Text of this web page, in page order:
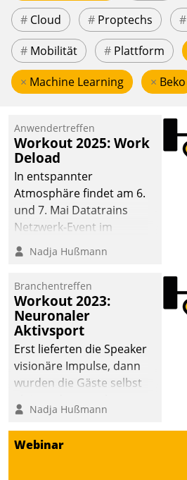
# Cloud # Proptechs #
# Mobilität # Plattform
× Machine Learning × Beko
Anwendertreffen
Workout 2025: Work
Deload
In entspannter
Atmosphäre findet am 6.
und 7. Mai Datatrains
Netzwerk-Event im
Kunden- und Partnerkreis
statt. Zentrale Frage: Wie
Mammutprojekte
meistern und Workloads
wuppen – bei zunehmend
anspruchsvollen
Aufgaben und
abnehmendem
Nadja Hußmann
Branchentreffen
Workout 2023:
Neuronaler
Aktivsport
Erst lieferten die Speaker
visionäre Impulse, dann
wurden die Gäste selbst
methodisch
Vernetzungsideen fürs
Quartier. Dazwischen
Nadja Hußmann
Webinar